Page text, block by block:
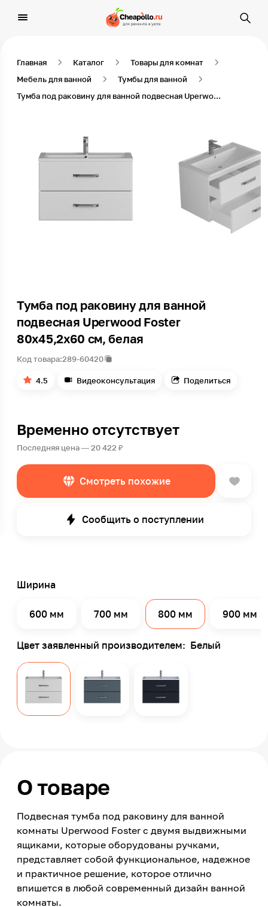
Главная Каталог
Товары для комнат
Мебель для ванной
Тумбы для ванной
Тумба под раковину для ванной подвесная Uperwood Foster 80х45,2х60 см, белая
Тумба под раковину для ванной
подвесная Uperwood Foster
80х45,2х60 см, белая
Код товара:289-60420
4.5 Видеоконсультация Поделиться
Временно отсутствует
Последняя цена — 20 422 ₽
Смотреть похожие
Сообщить о поступлении
Ширина
600 мм 700 мм 800 мм 900 мм
Цвет заявленный производителем: Белый
О товаре
Подвесная тумба под раковину для ванной
комнаты Uperwood Foster с двумя выдвижными
ящиками, которые оборудованы ручками,
представляет собой функциональное, надежное
и практичное решение, которое отлично
впишется в любой современный дизайн ванной
комнаты.